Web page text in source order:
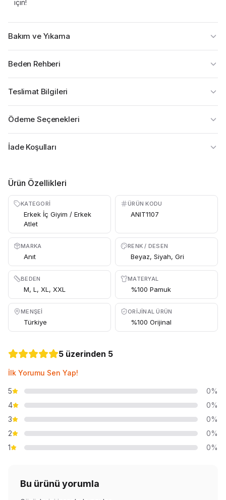
için!
Bakım ve Yıkama
Beden Rehberi
Teslimat Bilgileri
Ödeme Seçenekleri
İade Koşulları
Ürün Özellikleri
KATEGORI
Erkek İç Giyim / Erkek
Atlet
ÜRÜN KODU
ANIT1107
MARKA
Anıt
RENK / DESEN
Beyaz, Siyah, Gri
BEDEN
M, L, XL, XXL
MATERYAL
%100 Pamuk
MENŞEI
Türkiye
ORIJINAL ÜRÜN
%100 Orijinal
5 üzerinden 5
İlk Yorumu Sen Yap!
5
0%
4
0%
3
0%
2
0%
1
0%
Bu ürünü yorumla